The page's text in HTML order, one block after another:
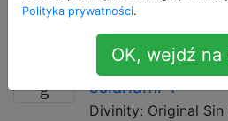
oparte na Mono.
Jak mogę
ścianami”?
Divinity: Original
Polityka prywatności.
OK, wejdź na